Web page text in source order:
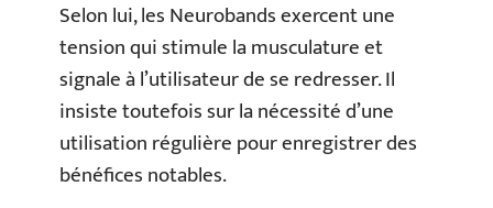
Selon lui, les Neurobands exercent une
tension qui stimule la musculature et
signale à l’utilisateur de se redresser. Il
insiste toutefois sur la nécessité d’une
utilisation régulière pour enregistrer des
bénéfices notables.